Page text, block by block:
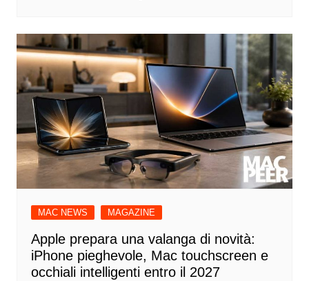
MAC NEWS MAGAZINE
Apple prepara una valanga di novità:
iPhone pieghevole, Mac touchscreen e
occhiali intelligenti entro il 2027